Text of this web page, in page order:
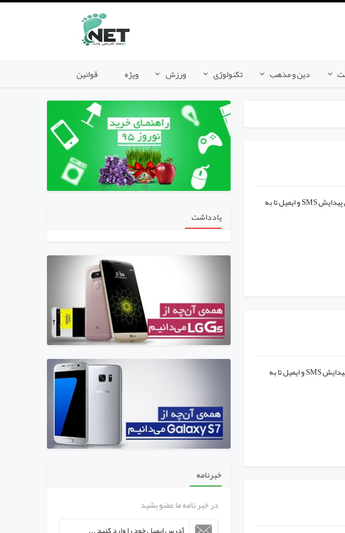
دین و مذهب تکنولوژی ورزش ویژه قوانین
شوخی‌های جالب شبکه‌های اجتماعی۲ نوشته های طنزِ حاصل ذهن خلاق هموطنان ایرانی از ابتدای پیدایش SMS و ایمیل تا به
شوخی‌های جالب شبکه‌های اجتماعی نوشته های طنزِ حاصل ذهن خلاق هموطنان ایرانی از ابتدای پیدایش SMS و ایمیل تا به
یادداشت
خبرنامه
در خبر نامه ما عضو بشید